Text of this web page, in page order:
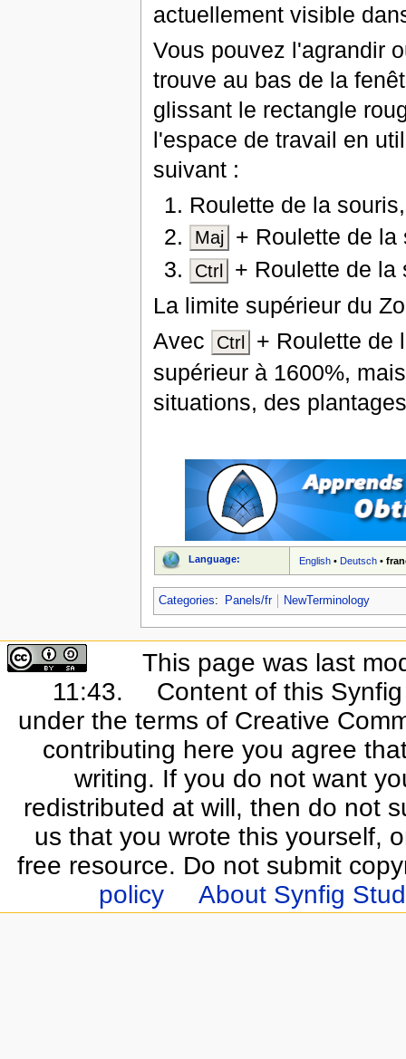
actuellement visible
Vous pouvez l'agrandir
trouve au bas de la
glissant le rectangle
l'espace de travail en
suivant :
Roulette de la
Maj + Roulette de la
Ctrl
+ Roulette de la
La limite supérieur du
Avec
Ctrl
+ Roulette de
supérieur à 1600%,
situations, des
Language: English •Deutsch •
Categories: Panels/fr NewTerminology
This page was last
11:43.
Content of this
under the terms of Creative
contributing here you agree
writing. If you do not want
redistributed at will, then do not
us that you wrote this yourself,
free resource. Do not submit
policy
About Synfig